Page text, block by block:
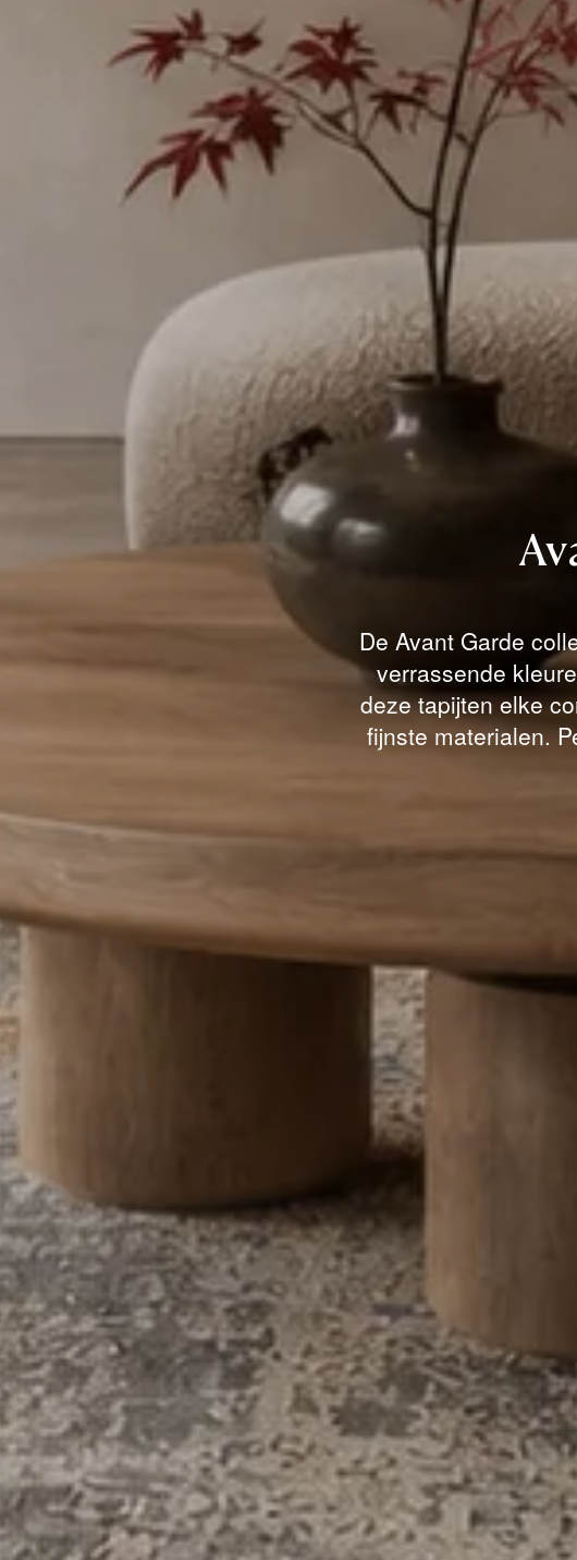
De Avant Garde
verrassende
deze tapijten elke
fijnste materialen.